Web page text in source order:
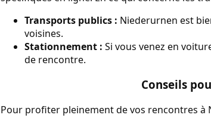
Transports publics : Niederurnen est
voisines.
Stationnement : Si vous venez en
de rencontre.
Conseils
Pour profiter pleinement de vos rencontres à